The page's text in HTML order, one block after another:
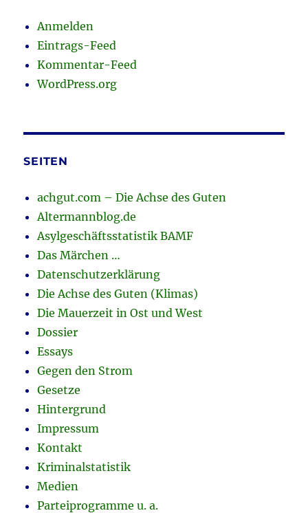
Anmelden
Eintrags-Feed
Kommentar-Feed
WordPress.org
SEITEN
achgut.com – Die Achse des Guten
Altermannblog.de
Asylgeschäftsstatistik BAMF
Das Märchen …
Datenschutzerklärung
Die Achse des Guten (Klimas)
Die Mauerzeit in Ost und West
Dossier
Essays
Gegen den Strom
Gesetze
Hintergrund
Impressum
Kontakt
Kriminalstatistik
Medien
Parteiprogramme u. a.